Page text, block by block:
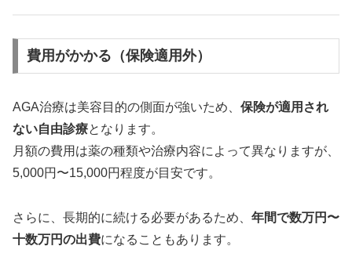
費用がかかる（保険適用外）
AGA治療は美容目的の側面が強いため、 保険が適用され
ない自由診療となります。
月額の費用は薬の種類や治療内容によって異なりますが、
5,000円〜15,000円程度が目安です。
さらに、長期的に続ける必要があるため、 年間で数万円〜
十数万円の出費になることもあります。